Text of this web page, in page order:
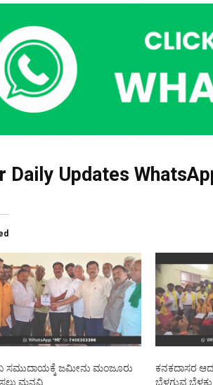
Daily Updates
ಸಮುದಾಯಕ್ಕೆ ಜಮೀನು ಮಂಜೂರು
ಮನವಿ
ಕನಕದಾಸರ
ಬೆಳಗುವ ಬೆಳಕು